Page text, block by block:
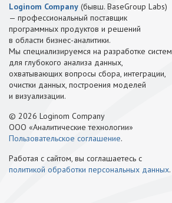
Loginom Company (бывш. BaseGroup Labs)
— профессиональный поставщик
программных продуктов и решений
в области бизнес-аналитики.
Мы специализируемся на разработке систем
для глубокого анализа данных,
охватывающих вопросы сбора, интеграции,
очистки данных, построения моделей
и визуализации.
© 2026 Loginom Company
ООО «Аналитические технологии»
Пользовательское соглашение.
Работая с сайтом, вы соглашаетесь с
политикой обработки персональных данных.